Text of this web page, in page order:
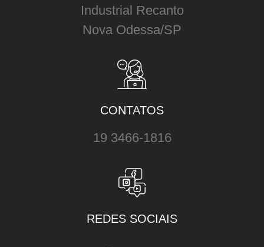
Industrial Recanto
Nova Odessa/SP
CONTATOS
19 3466-1816
REDES SOCIAIS